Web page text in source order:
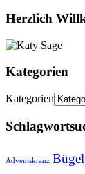
Herzlich
Kategorien
Kategorien
Adventskranz